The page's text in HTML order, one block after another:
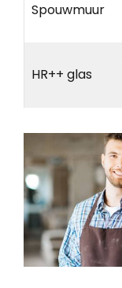
Spouwmuur
HR++ glas